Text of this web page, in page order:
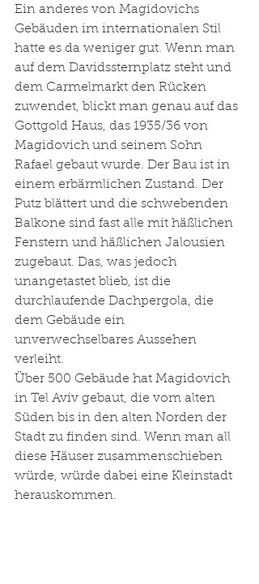
Ein anderes von Magidovichs
Gebäuden im internationalen Stil
hatte es da weniger gut. Wenn man
auf dem Davidssternplatz steht und
dem Carmelmarkt den Rücken
zuwendet, blickt man genau auf das
Gottgold Haus, das 1935/36 von
Magidovich und seinem Sohn
Rafael gebaut wurde. Der Bau ist in
einem erbärmlichen Zustand. Der
Putz blättert und die schwebenden
Balkone sind fast alle mit häßlichen
Fenstern und häßlichen Jalousien
zugebaut. Das, was jedoch
unangetastet blieb, ist die
durchlaufende Dachpergola, die
dem Gebäude ein
unverwechselbares Aussehen
verleiht.
Über 500 Gebäude hat Magidovich
in Tel Aviv gebaut, die vom alten
Süden bis in den alten Norden der
Stadt zu finden sind. Wenn man all
diese Häuser zusammenschieben
würde, würde dabei eine Kleinstadt
herauskommen.